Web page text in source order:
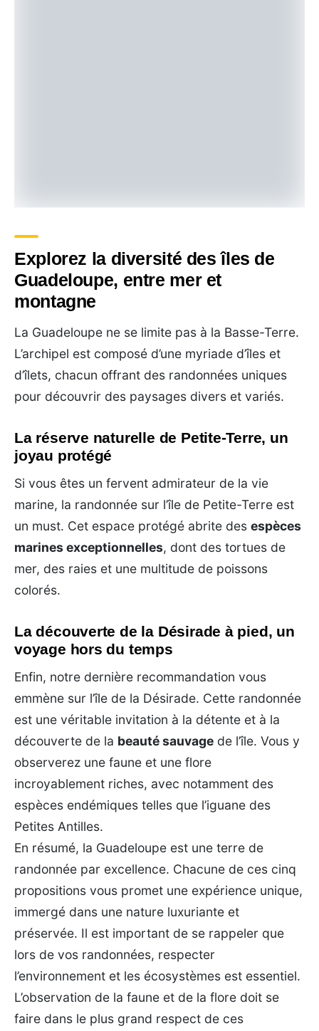
Explorez la diversité des îles de
Guadeloupe, entre mer et
montagne
La Guadeloupe ne se limite pas à la Basse-Terre.
L’archipel est composé d’une myriade d’îles et
d’îlets, chacun offrant des randonnées uniques
pour découvrir des paysages divers et variés.
La réserve naturelle de Petite-Terre, un
joyau protégé
Si vous êtes un fervent admirateur de la vie
marine, la randonnée sur l’île de Petite-Terre est
un must. Cet espace protégé abrite des espèces
marines exceptionnelles, dont des tortues de
mer, des raies et une multitude de poissons
colorés.
La découverte de la Désirade à pied, un
voyage hors du temps
Enfin, notre dernière recommandation vous
emmène sur l’île de la Désirade. Cette randonnée
est une véritable invitation à la détente et à la
découverte de la beauté sauvage de l’île. Vous y
observerez une faune et une flore
incroyablement riches, avec notamment des
espèces endémiques telles que l’iguane des
Petites Antilles.
En résumé, la Guadeloupe est une terre de
randonnée par excellence. Chacune de ces cinq
propositions vous promet une expérience unique,
immergé dans une nature luxuriante et
préservée. Il est important de se rappeler que
lors de vos randonnées, respecter
l’environnement et les écosystèmes est essentiel.
L’observation de la faune et de la flore doit se
faire dans le plus grand respect de ces